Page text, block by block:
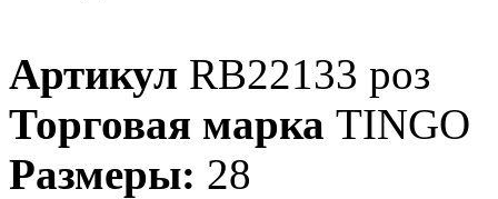
Артикул RB22133 роз
Торговая марка TINGO
Размеры: 28